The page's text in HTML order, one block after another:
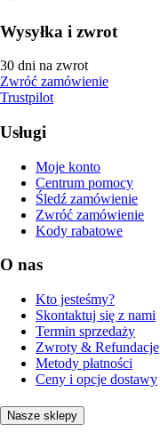
Wysyłka i zwrot
30 dni na zwrot
Zwróć zamówienie
Trustpilot
Usługi
Moje konto
Centrum pomocy
Śledź zamówienie
Zwróć zamówienie
Kody rabatowe
O nas
Kto jesteśmy?
Skontaktuj się z nami
Termin sprzedaży
Zwroty & Refundacje
Metody płatności
Ceny i opcje dostawy
Nasze sklepy